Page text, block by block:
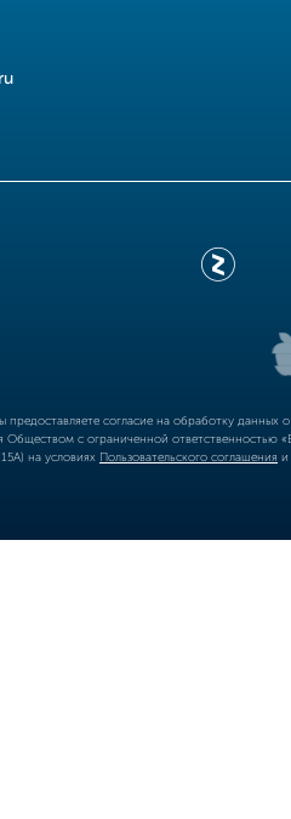
предоставляете согласие на обработку
Обществом с ограниченной
на условиях Пользовательского соглашения и